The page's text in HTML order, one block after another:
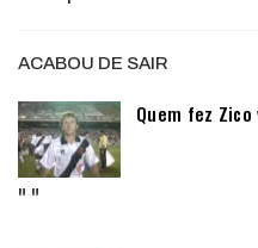
ACABOU DE SAIR
Quem fez
" "